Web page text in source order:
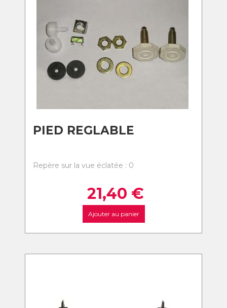
PIED REGLABLE
Repère sur la vue éclatée : 0
21,40 €
Ajouter au panier